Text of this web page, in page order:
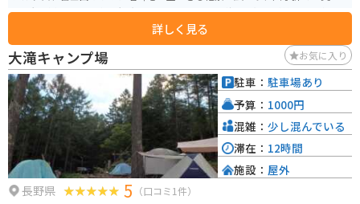
い景観が楽しめる人気の観光スポットです。特に秋には紅葉が美しく、冬に
好です。周辺にはハイキングコースも整備されており、自然散策や撮影を楽
しむことができます。また、近くには蓼科高原や白樺湖といった観光地もあ
り、ドライブやツーリングの途中で立ち寄るのにも最適な場所です。トイレ
や自動販売機はないので、単純に展望台だけとなります。
詳しく見る
大滝キャンプ場 お気に入り
長野県 5 （口コミ1件）
駐車： 駐車場あり
予算： 1000円
混雑： 少し混んでいる
滞在： 12時間
施設： 屋外